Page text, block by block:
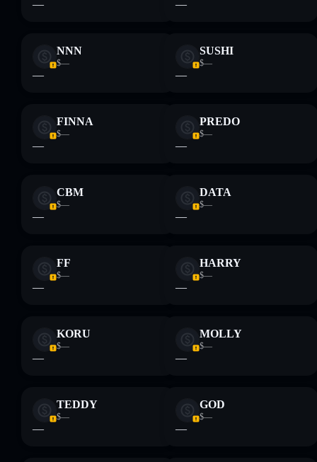
— —
NNN
$—
—
SUSHI
$—
—
FINNA
$—
—
PREDO
$—
—
CBM
$—
—
DATA
$—
—
FF
$—
—
HARRY
$—
—
KORU
$—
—
MOLLY
$—
—
TEDDY
$—
—
GOD
$—
—